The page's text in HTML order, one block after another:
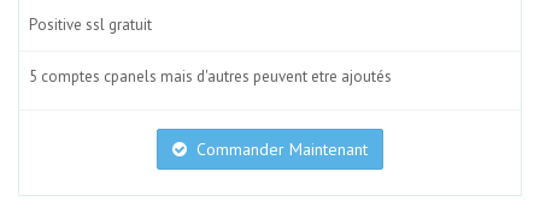
Positive ssl gratuit
5 comptes cpanels mais d'autres peuvent etre ajoutés
Commander Maintenant